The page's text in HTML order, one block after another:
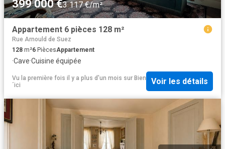
399 000 €3 117 €/m²
Appartement 6 pièces 128 m²
Rue Arnould de Suez
128 m²6 PiècesAppartement
·Cave·Cuisine équipée
Vu la première fois il y a plus d'un mois sur Bien
´ici
Voir les détails